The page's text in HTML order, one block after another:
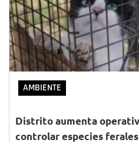
AMBIENTE
Distrito aumenta
controlar especies ferales